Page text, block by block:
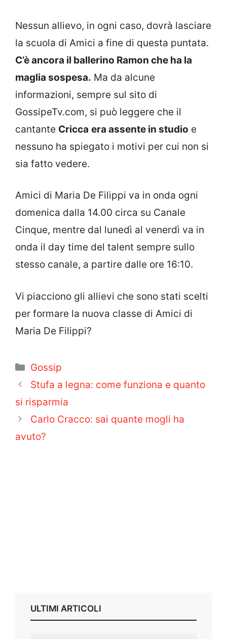
Nessun allievo, in ogni caso, dovrà lasciare
la scuola di Amici a fine di questa puntata.
C’è ancora il ballerino Ramon che ha la
maglia sospesa. Ma da alcune
informazioni, sempre sul sito di
GossipeTv.com, si può leggere che il
cantante Cricca era assente in studio e
nessuno ha spiegato i motivi per cui non si
sia fatto vedere.
Amici di Maria De Filippi va in onda ogni
domenica dalla 14.00 circa su Canale
Cinque, mentre dal lunedì al venerdì va in
onda il day time del talent sempre sullo
stesso canale, a partire dalle ore 16:10.
Vi piacciono gli allievi che sono stati scelti
per formare la nuova classe di Amici di
Maria De Filippi?
Categorie
Gossip
Stufa a legna: come funziona e quanto
si risparmia
Carlo Cracco: sai quante mogli ha
avuto?
ULTIMI ARTICOLI